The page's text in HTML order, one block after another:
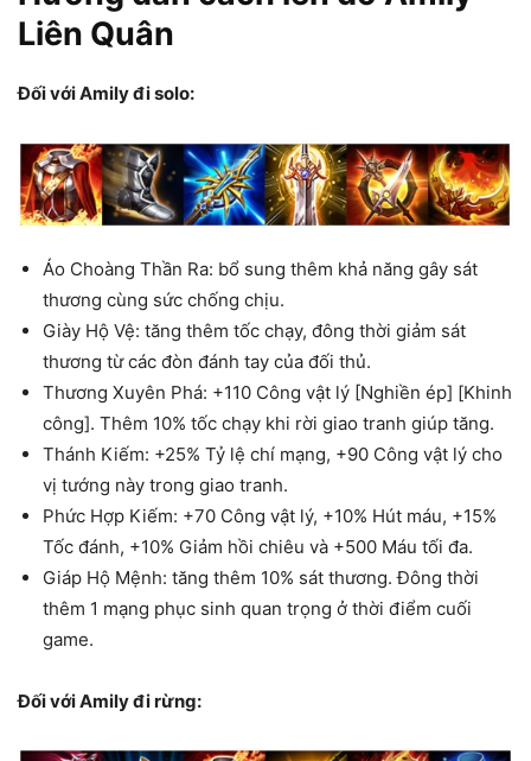
Liên Quân
Đối với Amily đi solo:
Áo Choàng Thần Ra: bổ sung thêm khả năng gây sát
thương cùng sức chống chịu.
Giày Hộ Vệ: tăng thêm tốc chạy, đông thời giảm sát
thương từ các đòn đánh tay của đối thủ.
Thương Xuyên Phá: +110 Công vật lý [Nghiền ép] [Khinh
công]. Thêm 10% tốc chạy khi rời giao tranh giúp tăng.
Thánh Kiếm: +25% Tỷ lệ chí mạng, +90 Công vật lý cho
vị tướng này trong giao tranh.
Phức Hợp Kiếm: +70 Công vật lý, +10% Hút máu, +15%
Tốc đánh, +10% Giảm hồi chiêu và +500 Máu tối đa.
Giáp Hộ Mệnh: tăng thêm 10% sát thương. Đông thời
thêm 1 mạng phục sinh quan trọng ở thời điểm cuối
game.
Đối với Amily đi rừng: